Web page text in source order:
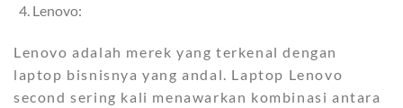
Lenovo:
Lenovo adalah merek yang terkenal dengan
laptop bisnisnya yang andal. Laptop Lenovo
second sering kali menawarkan kombinasi antara